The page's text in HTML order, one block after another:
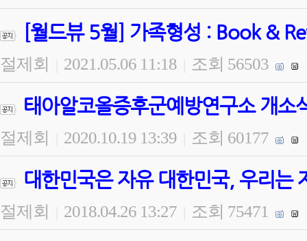
[월드뷰 5월] 가족형성 : Book &
절제회 2021.05.06 11:18 조회 56503
태아알코올증후군예방연구소 개소
절제회 2020.10.19 13:39 조회 60177
대한민국은 자유 대한민국, 우리는
절제회 2018.04.26 13:27 조회 75471